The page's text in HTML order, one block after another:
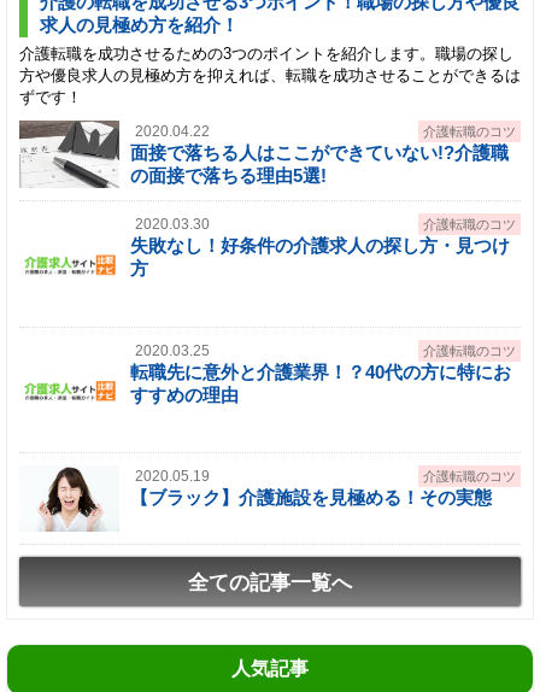
求人の見極め方を紹介！
介護転職を成功させるための3つのポイントを紹介します。職場の探し
方や優良求人の見極め方を抑えれば、転職を成功させることができるは
ずです！
2020.04.22 介護転職のコツ
面接で落ちる人はここができていない!?介護職
の面接で落ちる理由5選!
2020.03.30 介護転職のコツ
失敗なし！好条件の介護求人の探し方・見つけ
方
2020.03.25 介護転職のコツ
転職先に意外と介護業界！？40代の方に特にお
すすめの理由
2020.05.19 介護転職のコツ
【ブラック】介護施設を見極める！その実態
全ての記事一覧へ
人気記事